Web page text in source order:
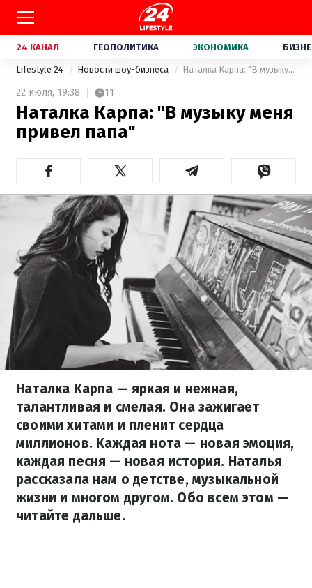
24 КАНАЛ ГЕОПОЛИТИКА ЭКОНОМИКА
Lifestyle 24 Новости шоу-бизнеса Наталка Карпа: "В музыку меня привел папа"
22 июля, 19:38 11
Наталка Карпа: "В музыку меня
привел папа"
Наталка Карпа — яркая и нежная,
талантливая и смелая. Она зажигает
своими хитами и пленит сердца
миллионов. Каждая нота — новая эмоция,
каждая песня — новая история. Наталья
рассказала нам о детстве, музыкальной
жизни и многом другом. Обо всем этом —
читайте дальше.